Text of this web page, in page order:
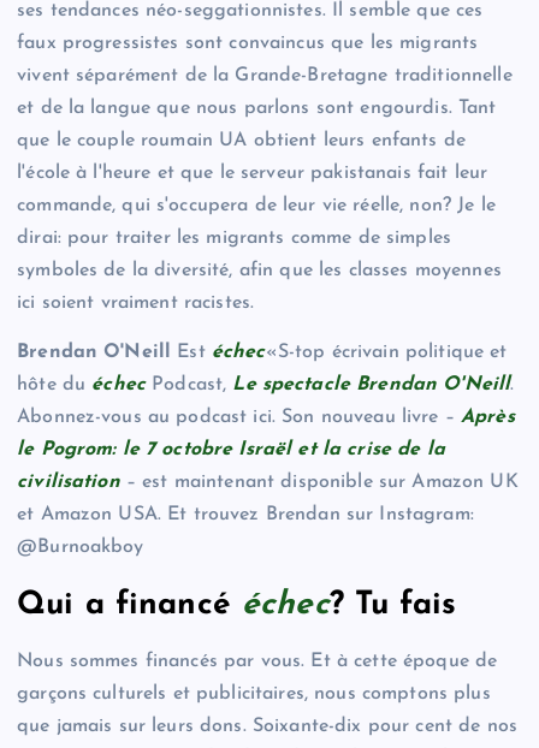
ses tendances néo-seggationnistes. Il semble que ces
faux progressistes sont convaincus que les migrants
vivent séparément de la Grande-Bretagne traditionnelle
et de la langue que nous parlons sont engourdis. Tant
que le couple roumain UA obtient leurs enfants de
l'école à l'heure et que le serveur pakistanais fait leur
commande, qui s'occupera de leur vie réelle, non? Je le
dirai: pour traiter les migrants comme de simples
symboles de la diversité, afin que les classes moyennes
ici soient vraiment racistes.
Brendan O'Neill Est échec«S-top écrivain politique et
hôte du échecPodcast, Le spectacle Brendan O'Neill.
Abonnez-vous au podcast ici. Son nouveau livre – Après
le Pogrom: le 7 octobre Israël et la crise de la
civilisation– est maintenant disponible sur Amazon UK
et Amazon USA. Et trouvez Brendan sur Instagram:
@Burnoakboy
Qui a financé échec? Tu fais
Nous sommes financés par vous. Et à cette époque de
garçons culturels et publicitaires, nous comptons plus
que jamais sur leurs dons. Soixante-dix pour cent de nos